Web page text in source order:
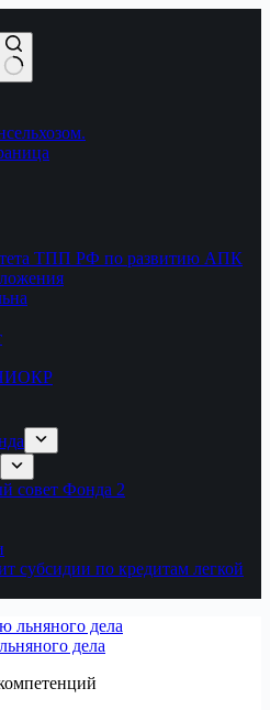
ТПП РФ по развитию АПК
совет Фонда 2
субсидии по кредитам легкой
дела